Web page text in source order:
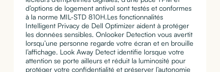
d’options de logement antivol sont testés et conformes
à la norme MIL-STD 810H.Les fonctionnalités
Intelligent Privacy de Dell Optimizer aident à protéger
les données sensibles. Onlooker Detection vous avertit
lorsqu’une personne regarde votre écran et en brouille
l’affichage. Look Away Detect identifie lorsque votre
attention se porte ailleurs et réduit la luminosité pour
protéger votre confidentialité et préserver l’autonomie